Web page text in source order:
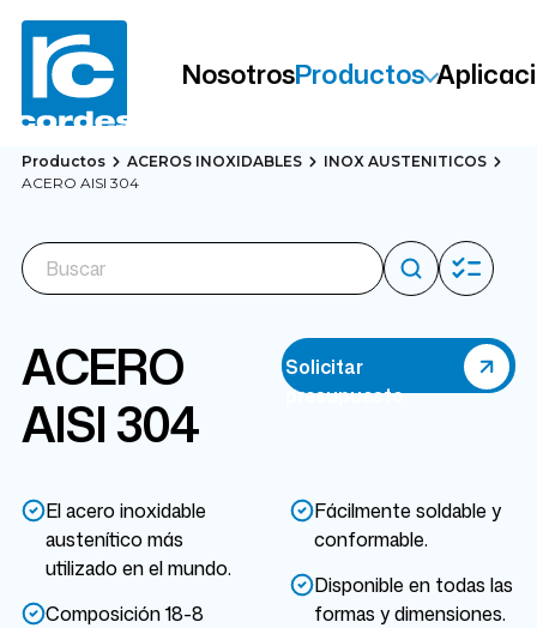
NosotrosProductos
Productos ACEROS INOXIDABLES
INOX AUSTENITICOS
ACERO AISI 304
ACERO
AISI 304
El acero inoxidable
austenítico más
utilizado en el mundo.
Composición 18-8
Fácilmente soldable y
conformable.
Disponible en todas las
formas y dimensiones.
Solicitar
presupuesto